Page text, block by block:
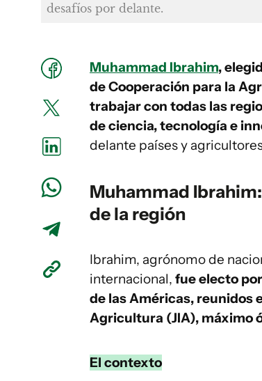
desafíos por delante.
Muhammad Ibrahim,
de Cooperación para la
trabajar con todas las
de ciencia, tecnología e
delante países y
Muhammad
de la región
Ibrahim, agrónomo de
internacional, fue electo
de las Américas, reunidos
Agricultura (JIA), máximo
El contexto